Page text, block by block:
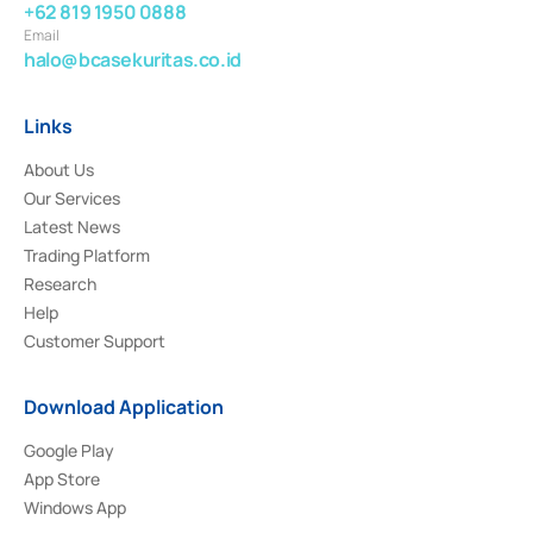
+62 819 1950 0888
Email
halo@bcasekuritas.co.id
Links
About Us
Our Services
Latest News
Trading Platform
Research
Help
Customer Support
Download Application
Google Play
App Store
Windows App